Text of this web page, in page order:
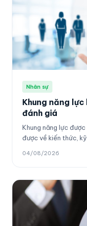
Nhân sự
Khung năng
đánh giá
Khung năng lực
được về kiến thức,
04/08/2026